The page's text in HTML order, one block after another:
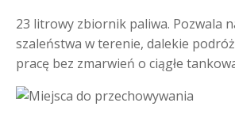
23 litrowy zbiornik paliwa. Pozwala
szaleństwa w terenie, dalekie
pracę bez zmarwień o ciągłe